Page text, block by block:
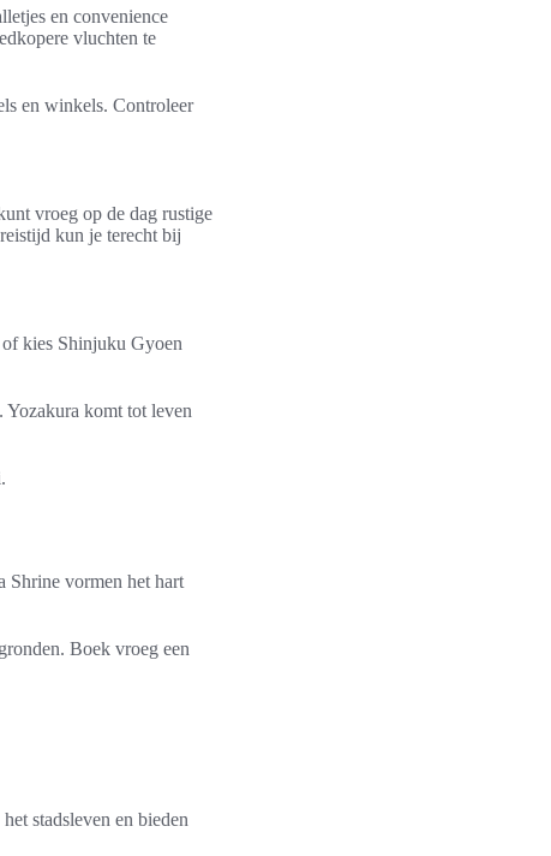
en convenience
vluchten te
en winkels. Controleer
vroeg op de dag rustige
kun je terecht bij
kies Shinjuku Gyoen
komt tot leven
Shrine vormen het hart
Boek vroeg een
stadsleven en bieden